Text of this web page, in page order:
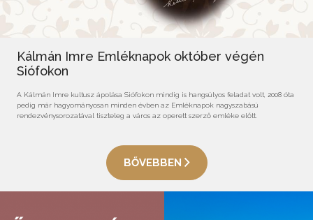
Kálmán Imre Emléknapok október végén
Siófokon
A Kálmán Imre kultusz ápolása Siófokon mindig is hangsúlyos feladat volt, 2008 óta
pedig már hagyományosan minden évben az Emléknapok nagyszabású
rendezvénysorozatával tiszteleg a város az operett szerző emléke előtt.
BŐVEBBEN